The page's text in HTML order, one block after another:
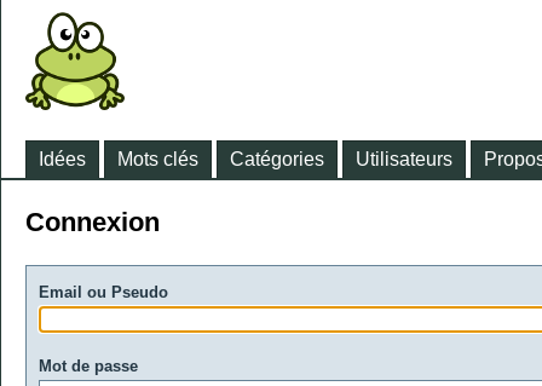
Idées Mots clés Catégories Utilisateurs
Connexion
Email ou Pseudo
Mot de passe